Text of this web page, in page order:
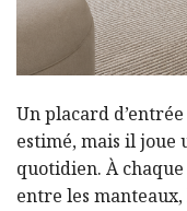
Un placard
estimé, mais il joue
quotidien. À
entre les manteaux,